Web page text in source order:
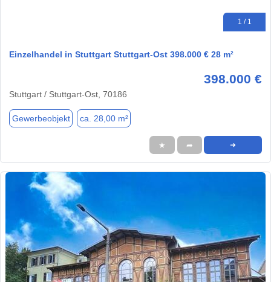
1 / 1
Einzelhandel in Stuttgart Stuttgart-Ost 398.000 € 28 m²
398.000 €
Stuttgart / Stuttgart-Ost, 70186
Gewerbeobjekt ca. 28,00 m²
★ ➦ ➜